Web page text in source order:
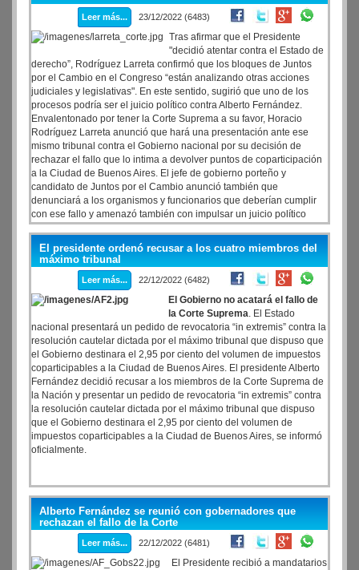
Leer más... 23/12/2022 (6483)
Tras afirmar que el Presidente
"decidió atentar contra el Estado de
derecho”, Rodríguez Larreta confirmó que los bloques de Juntos
por el Cambio en el Congreso “están analizando otras acciones
judiciales y legislativas". En este sentido, sugirió que uno de los
procesos podría ser el juicio político contra Alberto Fernández.
Envalentonado por tener la Corte Suprema a su favor, Horacio
Rodríguez Larreta anunció que hará una presentación ante ese
mismo tribunal contra el Gobierno nacional por su decisión de
rechazar el fallo que lo intima a devolver puntos de coparticipación
a la Ciudad de Buenos Aires. El jefe de gobierno porteño y
candidato de Juntos por el Cambio anunció también que
denunciará a los organismos y funcionarios que deberían cumplir
con ese fallo y amenazó también con impulsar un juicio político
contra el presidente Alberto Fernández.
El presidente ordenó recusar a los cuatro miembros del
máximo tribunal
Leer más... 22/12/2022 (6482)
El Gobierno no acatará el fallo de
la Corte Suprema. El Estado
nacional presentará un pedido de revocatoria “in extremis” contra la
resolución cautelar dictada por el máximo tribunal que dispuso que
el Gobierno destinara el 2,95 por ciento del volumen de impuestos
coparticipables a la Ciudad de Buenos Aires. El presidente Alberto
Fernández decidió recusar a los miembros de la Corte Suprema de
la Nación y presentar un pedido de revocatoria “in extremis” contra
la resolución cautelar dictada por el máximo tribunal que dispuso
que el Gobierno destinara el 2,95 por ciento del volumen de
impuestos coparticipables a la Ciudad de Buenos Aires, se informó
oficialmente.
Alberto Fernández se reunió con gobernadores que
rechazan el fallo de la Corte
Leer más... 22/12/2022 (6481)
El Presidente recibió a mandatarios